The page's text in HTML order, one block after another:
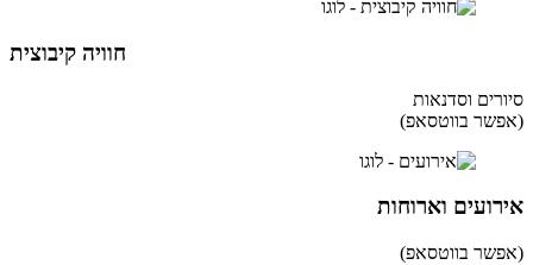
חוויה קיבוצית
סיורים וסדנאות
(אפשר בווטסאפ)
אירועים וארוחות
(אפשר בווטסאפ)